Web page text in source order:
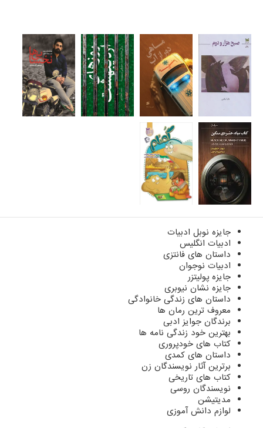
جایزه نوبل ادبیات
ادبیات انگلیس
داستان های فانتزی
ادبیات نوجوان
جایزه پولیتزر
جایزه نشان نیوبری
داستان های زندگی خانوادگی
معروف ترین رمان ها
برندگان جوایز ادبی
بهترین خود زندگی نامه ها
کتاب های خودپروری
داستان های کمدی
برترین آثار نویسندگان زن
کتاب های تاریخی
نویسندگان روسی
مدیتیشن
لوازم دانش آموزی